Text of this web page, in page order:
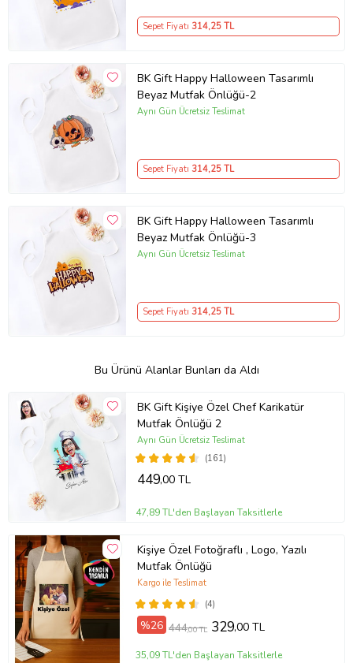
Sepet Fiyatı 314,25 TL
BK Gift Happy Halloween Tasarımlı
Beyaz Mutfak Önlüğü-2
Aynı Gün Ücretsiz Teslimat
Sepet Fiyatı 314,25 TL
BK Gift Happy Halloween Tasarımlı
Beyaz Mutfak Önlüğü-3
Aynı Gün Ücretsiz Teslimat
Sepet Fiyatı 314,25 TL
Bu Ürünü Alanlar Bunları da Aldı
BK Gift Kişiye Özel Chef Karikatür
Mutfak Önlüğü 2
(161)
Aynı Gün Ücretsiz Teslimat
449,00 TL
47,89 TL'den Başlayan Taksitlerle
Kişiye Özel Fotoğraflı , Logo, Yazılı
Mutfak Önlüğü
(4)
Kargo ile Teslimat
%26 444,00 TL 329,00 TL
35,09 TL'den Başlayan Taksitlerle